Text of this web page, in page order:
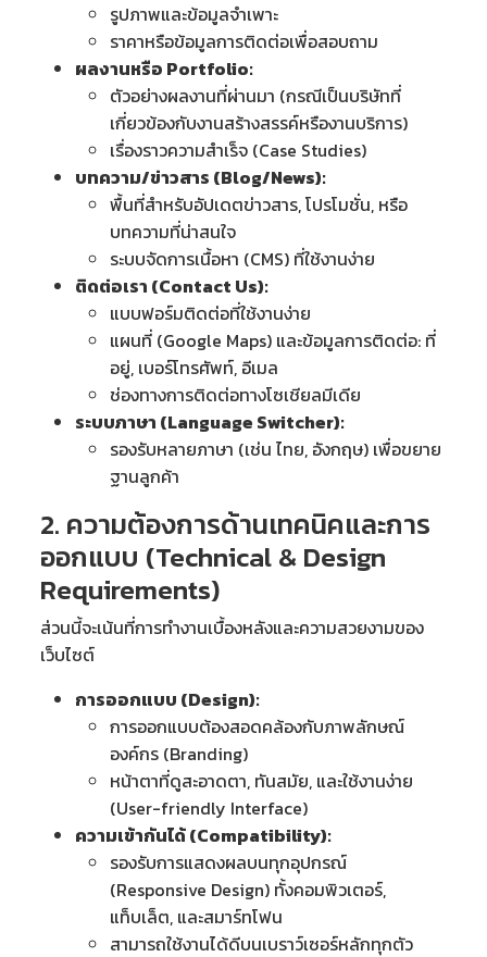
รูปภาพและข้อมูลจำเพาะ
ราคาหรือข้อมูลการติดต่อเพื่อสอบถาม
ผลงานหรือ Portfolio:
ตัวอย่างผลงานที่ผ่านมา (กรณีเป็นบริษัทที่
เกี่ยวข้องกับงานสร้างสรรค์หรืองานบริการ)
เรื่องราวความสำเร็จ (Case Studies)
บทความ/ข่าวสาร (Blog/News):
พื้นที่สำหรับอัปเดตข่าวสาร, โปรโมชั่น, หรือ
บทความที่น่าสนใจ
ระบบจัดการเนื้อหา (CMS) ที่ใช้งานง่าย
ติดต่อเรา (Contact Us):
แบบฟอร์มติดต่อที่ใช้งานง่าย
แผนที่ (Google Maps) และข้อมูลการติดต่อ: ที่
อยู่, เบอร์โทรศัพท์, อีเมล
ช่องทางการติดต่อทางโซเชียลมีเดีย
ระบบภาษา (Language Switcher):
รองรับหลายภาษา (เช่น ไทย, อังกฤษ) เพื่อขยาย
ฐานลูกค้า
2. ความต้องการด้านเทคนิคและการ
ออกแบบ (Technical & Design
Requirements)
ส่วนนี้จะเน้นที่การทำงานเบื้องหลังและความสวยงามของ
เว็บไซต์
การออกแบบ (Design):
การออกแบบต้องสอดคล้องกับภาพลักษณ์
องค์กร (Branding)
หน้าตาที่ดูสะอาดตา, ทันสมัย, และใช้งานง่าย
(User-friendly Interface)
ความเข้ากันได้ (Compatibility):
รองรับการแสดงผลบนทุกอุปกรณ์
(Responsive Design) ทั้งคอมพิวเตอร์,
แท็บเล็ต, และสมาร์ทโฟน
สามารถใช้งานได้ดีบนเบราว์เซอร์หลักทุกตัว